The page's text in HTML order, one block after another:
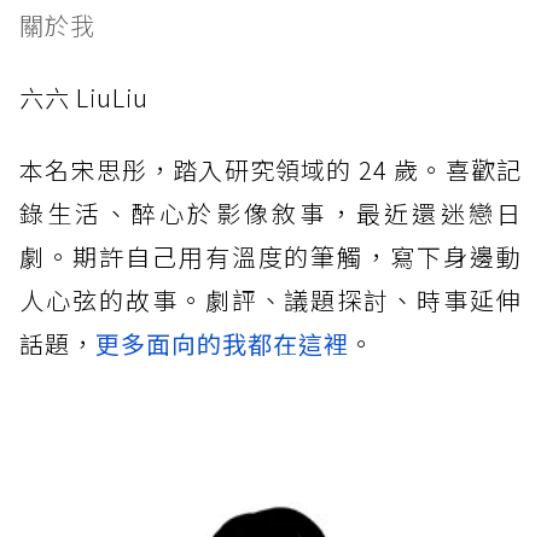
關於我
六六 LiuLiu
本名宋思彤，踏入研究領域的 24 歲。 喜歡記
錄生活、醉心於影像敘事，最近還迷戀日
劇。期許自己用有溫度的筆觸，寫下身邊動
人心弦的故事。劇評、議題探討、時事延伸
話題， 更多面向的我都在這裡 。